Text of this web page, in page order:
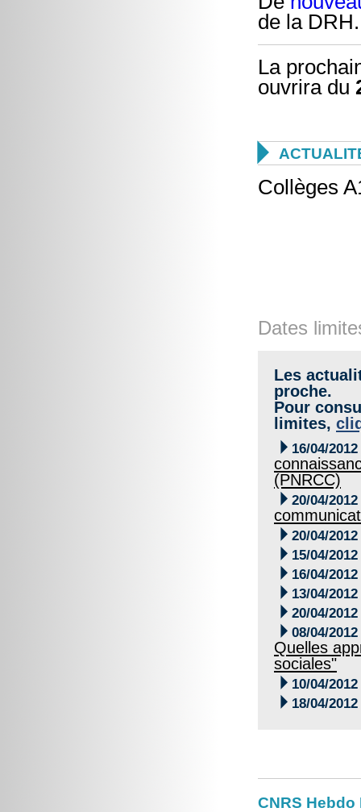
de la DRH.
La
ouvrira du

Collèges
Dates
Les
proche.
Pour
limites,
 16/04/2012
(PNRCC)
 20/04/2012
 20/04/2012
 15/04/2012
 16/04/2012
 13/04/2012
 20/04/2012
 08/04/2012
Quelles
sociales"
 10/04/2012
 18/04/2012
CNRS